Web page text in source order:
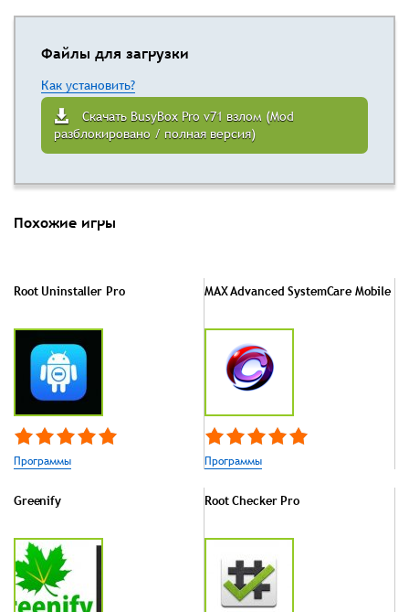
Файлы для загрузки
Как установить?
Скачать BusyBox Pro v71 взлом (Mod
разблокировано / полная версия)
Похожие игры
Root Uninstaller Pro
Программы
MAX Advanced SystemCare Mobile
Программы
Greenify Root Checker Pro